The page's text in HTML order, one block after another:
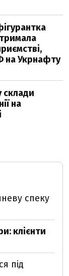
на Укрнафту
склади
на
спеку
клієнти
під